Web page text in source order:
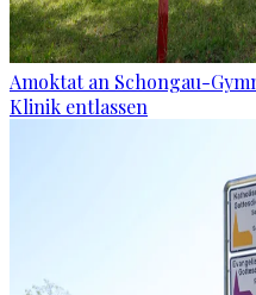
Amoktat an Schongau-
Klinik entlassen